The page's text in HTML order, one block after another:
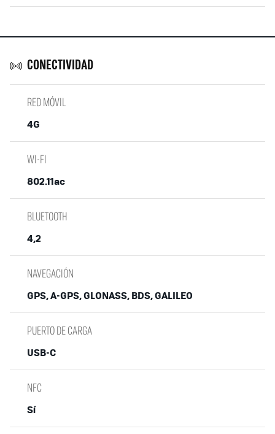
CONECTIVIDAD
RED MÓVIL
4G
WI-FI
802.11ac
BLUETOOTH
4,2
NAVEGACIÓN
GPS, A-GPS, GLONASS, BDS, GALILEO
PUERTO DE CARGA
USB-C
NFC
Sí